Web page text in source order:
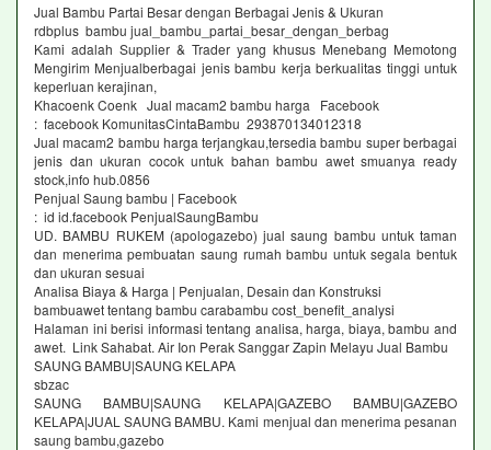
Jual Bambu Partai Besar dengan Berbagai Jenis & Ukuran
rdbplus bambu jual_bambu_partai_besar_dengan_berbag
Kami adalah Supplier & Trader yang khusus Menebang Memotong
Mengirim Menjualberbagai jenis bambu kerja berkualitas tinggi untuk
keperluan kerajinan,
Khacoenk Coenk Jual macam2 bambu harga Facebook
: facebook KomunitasCintaBambu 293870134012318
Jual macam2 bambu harga terjangkau,tersedia bambu super berbagai
jenis dan ukuran cocok untuk bahan bambu awet smuanya ready
stock,info hub.0856
Penjual Saung bambu | Facebook
: id id.facebook PenjualSaungBambu
UD. BAMBU RUKEM (apologazebo) jual saung bambu untuk taman
dan menerima pembuatan saung rumah bambu untuk segala bentuk
dan ukuran sesuai
Analisa Biaya & Harga | Penjualan, Desain dan Konstruksi
bambuawet tentang bambu carabambu cost_benefit_analysi
Halaman ini berisi informasi tentang analisa, harga, biaya, bambu and
awet. Link Sahabat. Air Ion Perak Sanggar Zapin Melayu Jual Bambu
SAUNG BAMBU|SAUNG KELAPA
sbzac
SAUNG BAMBU|SAUNG KELAPA|GAZEBO BAMBU|GAZEBO
KELAPA|JUAL SAUNG BAMBU. Kami menjual dan menerima pesanan
saung bambu,gazebo